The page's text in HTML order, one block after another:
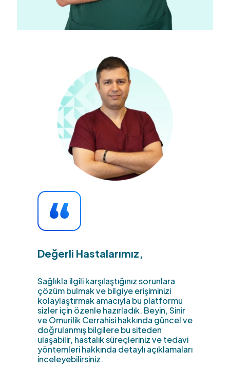
Değerli Hastalarımız,
Sağlıkla ilgili karşılaştığınız sorunlara
çözüm bulmak ve bilgiye erişiminizi
kolaylaştırmak amacıyla bu platformu
sizler için özenle hazırladık. Beyin, Sinir
ve Omurilik Cerrahisi hakkında güncel ve
doğrulanmış bilgilere bu siteden
ulaşabilir, hastalık süreçleriniz ve tedavi
yöntemleri hakkında detaylı açıklamaları
inceleyebilirsiniz.